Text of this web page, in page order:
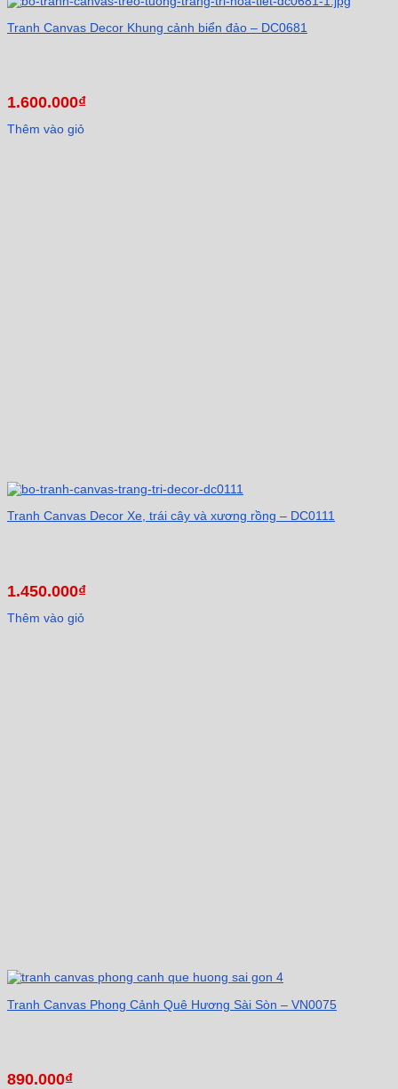
Tranh Canvas Decor Khung cảnh biển đảo – DC0681
1.600.000₫
Thêm vào giỏ
Tranh Canvas Decor Xe, trái cây và xương rồng – DC0111
1.450.000₫
Thêm vào giỏ
Tranh Canvas Phong Cảnh Quê Hương Sài Sòn – VN0075
890.000₫